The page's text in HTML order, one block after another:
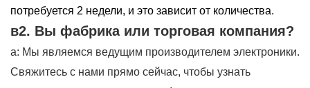
потребуется 2 недели, и это зависит от количества.
в2. Вы фабрика или торговая компания?
а: Мы являемся ведущим производителем электроники.
Свяжитесь с нами прямо сейчас, чтобы узнать